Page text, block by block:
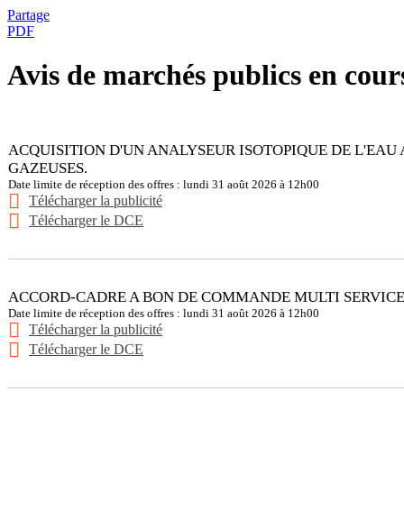
Partage
PDF
Avis de marchés publics en
ACQUISITION D'UN ANALYSEUR ISOTOPIQUE DE
GAZEUSES.
Date limite de réception des offres : lundi 31 août 2026 à 12h00
Télécharger la publicité
Télécharger le DCE
ACCORD-CADRE A BON DE COMMANDE MULTI
Date limite de réception des offres : lundi 31 août 2026 à 12h00
Télécharger la publicité
Télécharger le DCE